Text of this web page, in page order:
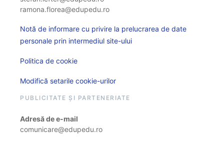
ramona.florea@edupedu.ro
Notă de informare cu privire la prelucrarea de date
personale prin intermediul site-ului
Politica de cookie
Modifică setarile cookie-urilor
PUBLICITATE ȘI PARTENERIATE
Adresă de e-mail
comunicare@edupedu.ro